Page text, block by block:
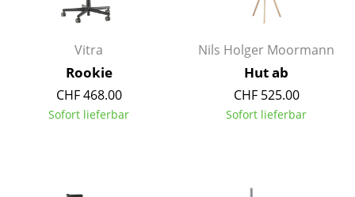
Bürosessel
Einzelteile
Tische
Vitra
Rookie
CHF 468.00
Sofort lieferbar
Nils Holger Moormann
Hut ab
CHF 525.00
Sofort lieferbar